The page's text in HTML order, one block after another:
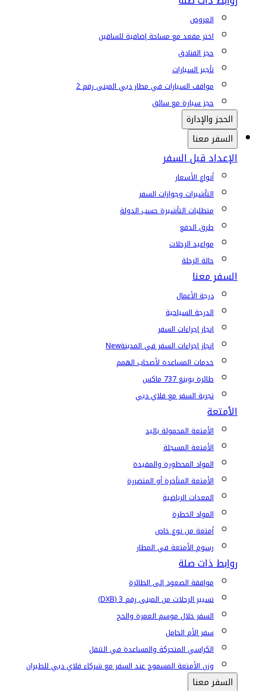
العروض
اختر مقعد مع مساحة إضافية للساقين
حجز الفنادق
تأجير السيارات
مواقف السيارات في مطار دبي المبنى رقم 2
حجز سيارة مع سائق
الحجز والإدارة
السفر معنا
الإعداد قبل السفر
أنواع الأسعار
التأشيرات وجوازات السفر
متطلبات التأشيرة حسب الدولة
طرق الدفع
مواعيد الرحلات
حالة الرحلة
السفر معنا
درجة الأعمال
الدرجة السياحية
إنجاز إجراءات السفر
إنجاز إجراءات السفر في المدينةNew
خدمات المساعدة لأصحاب الهمم
طائرة بوينغ 737 ماكس
تجربة السفر مع فلاي دبي
الأمتعة
الأمتعة المحمولة باليد
الأمتعة المسجلة
المواد المحظورة والمقيدة
الأمتعة المتأخرة أو المتضررة
المعدات الرياضية
المواد الخطرة
أمتعة من نوع خاص
رسوم الأمتعة في المطار
روابط ذات صلة
موافقة الصعود إلى الطائرة
تسيير الرحلات من المبنى رقم 3 (DXB)
السفر خلال موسم العمرة والحج
سفر الأم الحامل
الكراسي المتحركة والمساعدة في التنقل
وزن الأمتعة المسموح عند السفر مع شركاء فلاي دبي للطيران
السفر معنا